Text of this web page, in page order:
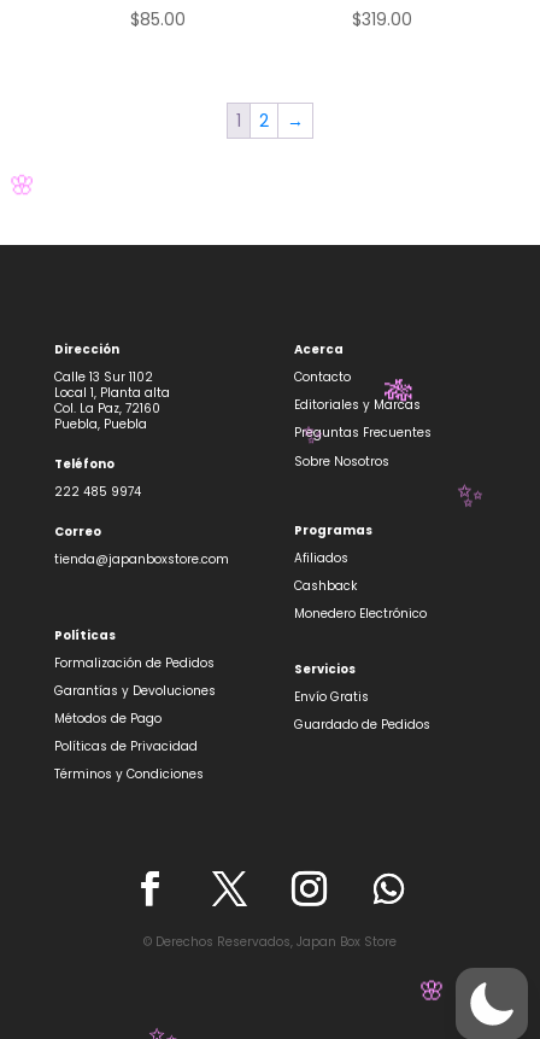
$85.00 $319.00
1 2 →
Dirección
Calle 13 Sur 1102
Local 1, Planta alta
Col. La Paz, 72160
Puebla, Puebla
Teléfono
222 485 9974
Correo
tienda@japanboxstore.com
Políticas
Formalización de Pedidos
Garantías y Devoluciones
Métodos de Pago
Políticas de Privacidad
Términos y Condiciones
Acerca
Contacto
Editoriales y Marcas
Preguntas Frecuentes
Sobre Nosotros
Programas
Afiliados
Cashback
Monedero Electrónico
Servicios
Envío Gratis
Guardado de Pedidos
© Derechos Reservados, Japan Box Store
🎋